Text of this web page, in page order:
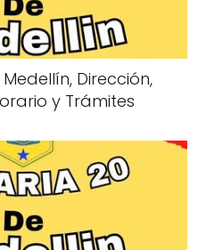
Dirección,
y Trámites